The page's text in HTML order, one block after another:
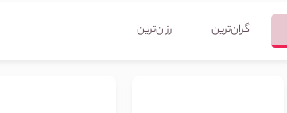
گران‌ترین ارزان‌ترین